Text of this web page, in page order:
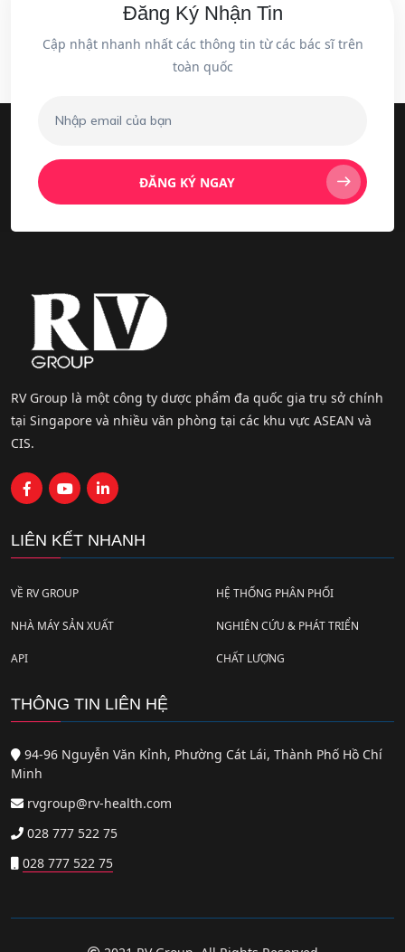
Đăng Ký Nhận Tin
Cập nhật nhanh nhất các thông tin từ các bác sĩ trên
toàn quốc
ĐĂNG KÝ NGAY
RV Group là một công ty dược phẩm đa quốc gia trụ sở chính
tại Singapore và nhiều văn phòng tại các khu vực ASEAN và
CIS.
LIÊN KẾT NHANH
VỀ RV GROUP HỆ THỐNG PHÂN PHỐI
NHÀ MÁY SẢN XUẤT NGHIÊN CỨU & PHÁT TRIỂN
API CHẤT LƯỢNG
THÔNG TIN LIÊN HỆ
94-96 Nguyễn Văn Kỉnh, Phường Cát Lái, Thành Phố Hồ Chí
Minh
rvgroup@rv-health.com
028 777 522 75
028 777 522 75